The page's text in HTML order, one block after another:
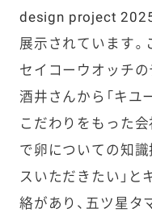
design project
展示されています。
セイコーウオッチの
酒井さんから「キユ
こだわりをもった
で卵についての知
スいただきたい」
絡があり、五ツ星タ